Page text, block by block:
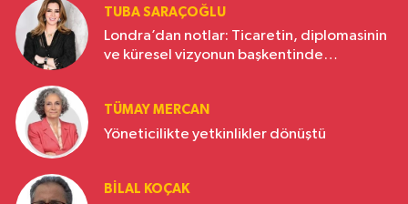
TUBA SARAÇOĞLU
Londra’dan notlar: Ticaretin, diplomasinin
ve küresel vizyonun başkentinde
TÜMAY MERCAN
Yöneticilikte yetkinlikler dönüştü
BILAL KOÇAK